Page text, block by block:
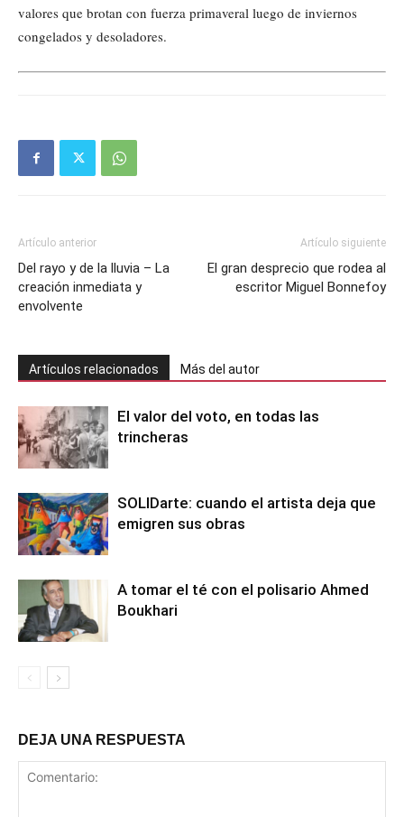
valores que brotan con fuerza primaveral luego de inviernos
congelados y desoladores.
Artículo anterior
Del rayo y de la lluvia – La
creación inmediata y
envolvente
Artículo siguiente
El gran desprecio que rodea al
escritor Miguel Bonnefoy
Artículos relacionados Más del autor
El valor del voto, en todas las
trincheras
SOLIDarte: cuando el artista deja que
emigren sus obras
A tomar el té con el polisario Ahmed
Boukhari
DEJA UNA RESPUESTA